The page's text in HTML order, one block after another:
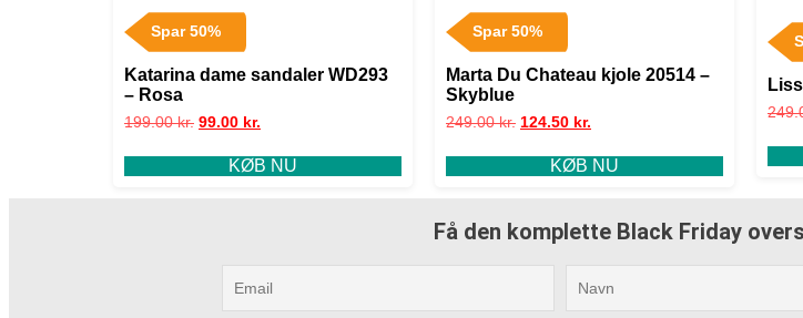
Spar 50%
Katarina dame sandaler WD293
– Rosa
199.00kr. 99.00 kr.
KØB NU
Spar 50%
Marta Du Chateau kjole 20514 –
Skyblue
249.00kr. 124.50 kr.
KØB NU
Få den komplette Black Friday